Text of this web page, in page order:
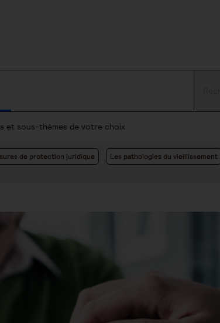
et sous-thèmes de votre choix
de protection juridique Les pathologies du vieillissement